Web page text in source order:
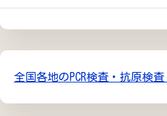
全国各地のPCR検査・抗原検